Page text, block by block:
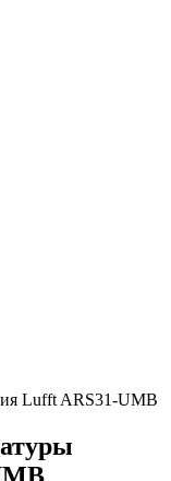
Lufft ARS31-UMB